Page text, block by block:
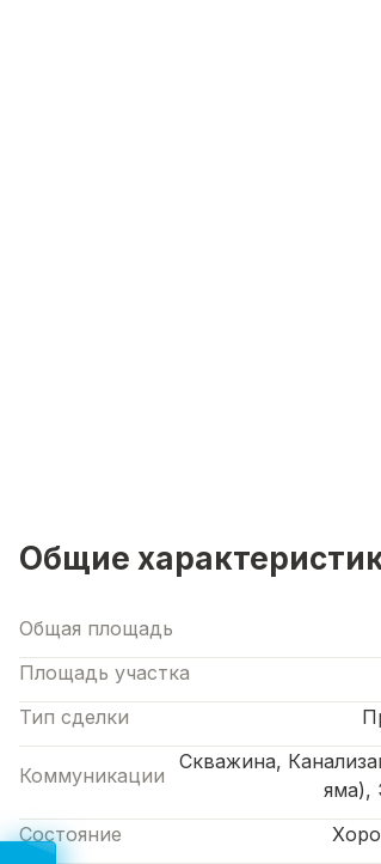
Общие
Общая площадь
Площадь участка
Тип сделки
Коммуникации
Скважина,
яма),
Состояние